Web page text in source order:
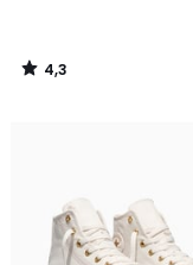
4,3
/